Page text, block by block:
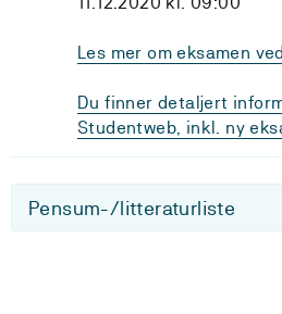
Les mer om eksamen
Du finner detaljert
Studentweb, inkl. ny
Pensum-/litteraturliste